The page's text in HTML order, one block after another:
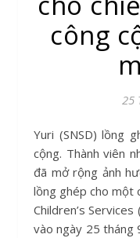
công
25
Yuri (SNSD) lồng ghép cho chiến dịch dịch vụ công
cộng. Thành viên
đã mở rộng ảnh
lồng ghép cho một
Children’s
vào ngày 25 tháng